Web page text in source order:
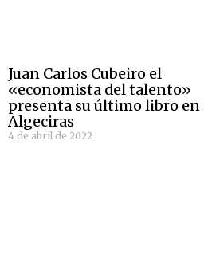
Juan Carlos Cubeiro el
«economista del talento»
presenta su último libro en
Algeciras
4 de abril de 2022